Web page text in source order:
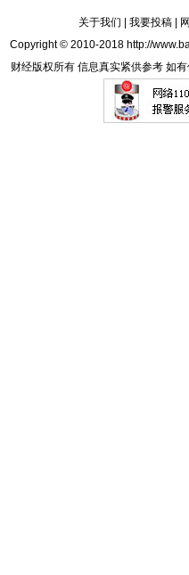
关于我们 我要投稿|
Copyright © 2010-2018 http://
财经版权所有 信息真实紧供参考 如